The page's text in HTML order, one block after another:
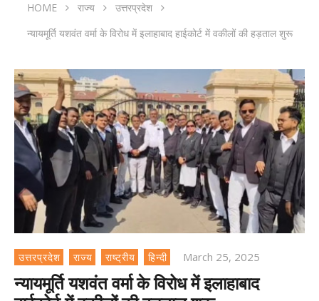
HOME राज्य
उत्तरप्रदेश
न्यायमूर्ति यशवंत वर्मा के विरोध में इलाहाबाद हाईकोर्ट में वकीलों की हड़ताल शुरू
उत्तरप्रदेश राज्य राष्ट्रीय हिन्दी March 25, 2025
न्यायमूर्ति यशवंत वर्मा के विरोध में इलाहाबाद